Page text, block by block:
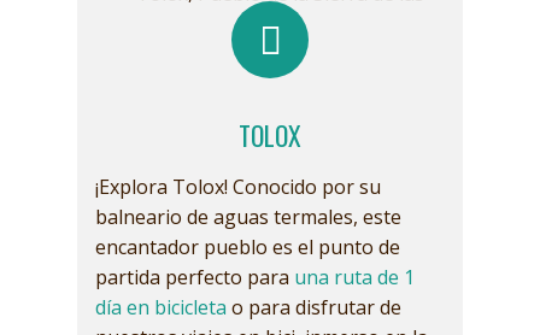
TOLOX
¡Explora Tolox! Conocido por su
balneario de aguas termales, este
encantador pueblo es el punto de
partida perfecto para una ruta de 1
día en bicicleta o para disfrutar de